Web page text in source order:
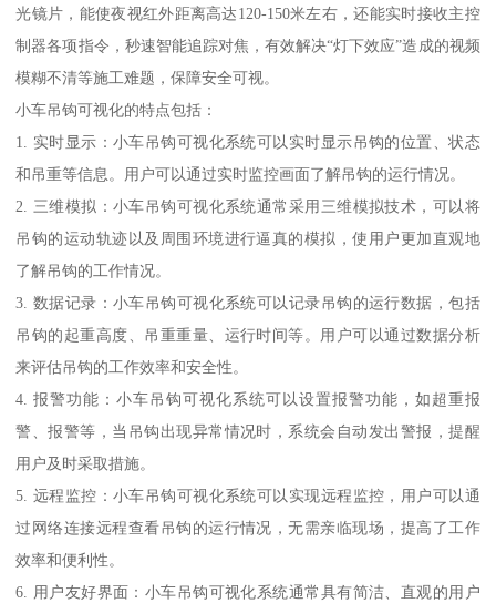
光镜片，能使夜视红外距离高达120-150米左右，还能实时接收主控
制器各项指令，秒速智能追踪对焦，有效解决“灯下效应”造成的视频
模糊不清等施工难题，保障安全可视。
小车吊钩可视化的特点包括：
1. 实时显示：小车吊钩可视化系统可以实时显示吊钩的位置、状态
和吊重等信息。用户可以通过实时监控画面了解吊钩的运行情况。
2. 三维模拟：小车吊钩可视化系统通常采用三维模拟技术，可以将
吊钩的运动轨迹以及周围环境进行逼真的模拟，使用户更加直观地
了解吊钩的工作情况。
3. 数据记录：小车吊钩可视化系统可以记录吊钩的运行数据，包括
吊钩的起重高度、吊重重量、运行时间等。用户可以通过数据分析
来评估吊钩的工作效率和安全性。
4. 报警功能：小车吊钩可视化系统可以设置报警功能，如超重报
警、报警等，当吊钩出现异常情况时，系统会自动发出警报，提醒
用户及时采取措施。
5. 远程监控：小车吊钩可视化系统可以实现远程监控，用户可以通
过网络连接远程查看吊钩的运行情况，无需亲临现场，提高了工作
效率和便利性。
6. 用户友好界面：小车吊钩可视化系统通常具有简洁、直观的用户